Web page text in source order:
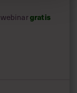
gratis